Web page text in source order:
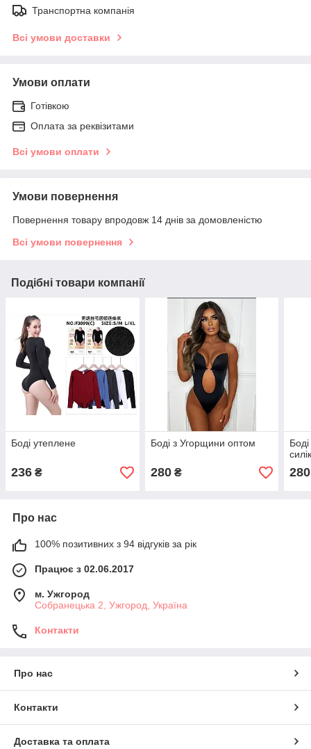
Транспортна компанія
Всі умови доставки
Умови оплати
Готівкою
Оплата за реквізитами
Всі умови оплати
Умови повернення
Повернення товару впродовж 14 днів за домовленістю
Всі умови повернення
Подібні товари компанії
Боді утеплене
236 ₴
Боді з Угорщини оптом
280₴ 280
Про нас
100% позитивних з 94 відгуків за рік
Працює з 02.06.2017
м. Ужгород
Собранецька 2, Ужгород, Україна
Контакти
Про нас
Контакти
Доставка та оплата